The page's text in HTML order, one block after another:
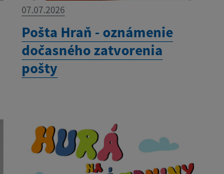
07.07.2026
Pošta Hraň - oznámenie
dočasného zatvorenia
pošty